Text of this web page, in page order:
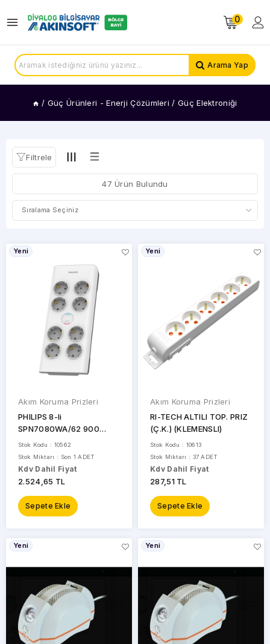
0
Arama Yap
/ Güç Ürünleri - Enerji Çözümleri / Güç Elektroniği
KATEGORİLER
Invertörler
Şarj
Cihazları
Akım
Regülatörler
Araç
Ürünleri
ARALIĞI
MARKALAR
BIX
DOTVOLT
HUAWEI
NEAD
PHILIPS
Filtrele
47 Ürün Bulundu
Yeni
Akım Koruma Prizleri
PHILIPS 8-li
SPN7080WA/62 900
Joules Akım Koruma Prizi
Beyaz
Stok Kodu : 10562
Stok Miktarı : Son 1 ADET
Kdv Dahil Fiyat
2.524,65 TL
Sepete Ekle
Yeni
Akım Koruma Prizleri
RI-TECH ALTILI TOP. PRIZ
(Ç.K.) (KLEMENSLI)
Stok Kodu : 10613
Stok Miktarı : 37 ADET
Kdv Dahil Fiyat
287,51 TL
Sepete Ekle
Yeni Yeni